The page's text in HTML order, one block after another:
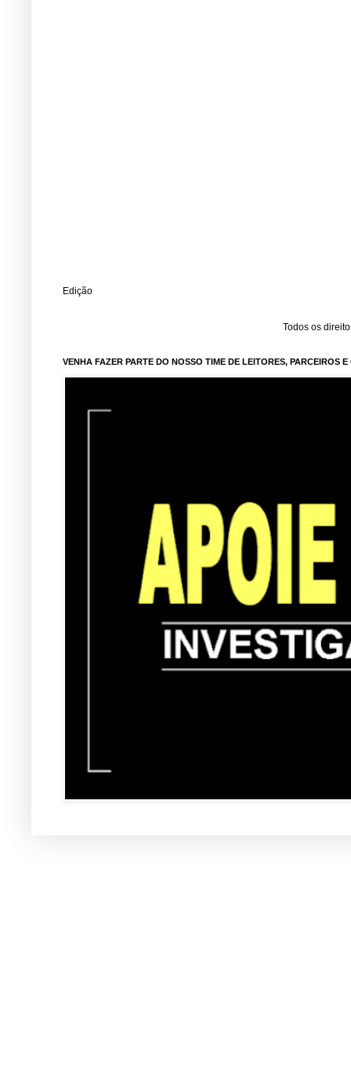
Edição
Todos os
VENHA FAZER PARTE DO NOSSO TIME DE LEITORES, PARCEIROS